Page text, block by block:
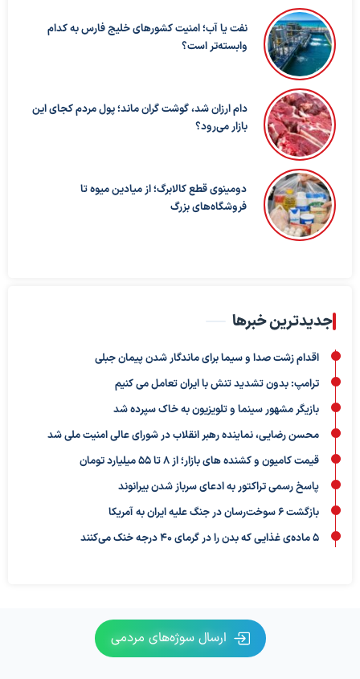
نفت یا آب؛ امنیت کشورهای خلیج فارس به کدام
وابسته‌تر است؟
دام ارزان شد، گوشت گران ماند؛ پول مردم کجای این
بازار می‌رود؟
دومینوی قطع کالابرگ؛ از میادین میوه تا
فروشگاه‌های بزرگ
جدیدترین خبرها
اقدام زشت صدا و سیما برای ماندگار شدن پیمان جبلی
ترامپ: بدون تشدید تنش با ایران تعامل می کنیم
بازیگر مشهور سینما و تلویزیون به خاک سپرده شد
محسن رضایی، نماینده رهبر انقلاب در شورای عالی امنیت ملی شد
قیمت کامیون و کشنده های بازار؛ از ۸ تا ۵۵ میلیارد تومان
پاسخ رسمی تراکتور به ادعای سرباز شدن بیرانوند
بازگشت ۶ سوخت‌رسان در جنگ علیه ایران به آمریکا
۵ ماده‌ی غذایی که بدن را در گرمای ۴۰ درجه خنک می‌کنند
ارسال سوژه‌های مردمی